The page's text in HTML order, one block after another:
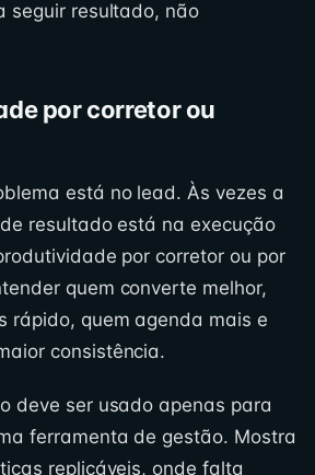
seguir resultado, não
por corretor ou
está no lead. Às vezes a
resultado está na execução
por corretor ou por
quem converte melhor,
rápido, quem agenda mais e
consistência.
deve ser usado apenas para
ferramenta de gestão. Mostra
replicáveis, onde falta